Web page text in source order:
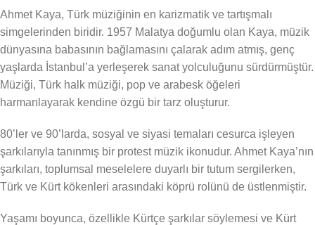
Ahmet Kaya, Türk müziğinin en karizmatik ve tartışmalı
simgelerinden biridir. 1957 Malatya doğumlu olan Kaya, müzik
dünyasına babasının bağlamasını çalarak adım atmış, genç
yaşlarda İstanbul’a yerleşerek sanat yolculuğunu sürdürmüştür.
Müziği, Türk halk müziği, pop ve arabesk öğeleri
harmanlayarak kendine özgü bir tarz oluşturur.
80’ler ve 90’larda, sosyal ve siyasi temaları cesurca işleyen
şarkılarıyla tanınmış bir protest müzik ikonudur. Ahmet Kaya’nın
şarkıları, toplumsal meselelere duyarlı bir tutum sergilerken,
Türk ve Kürt kökenleri arasındaki köprü rolünü de üstlenmiştir.
Yaşamı boyunca, özellikle Kürtçe şarkılar söylemesi ve Kürt